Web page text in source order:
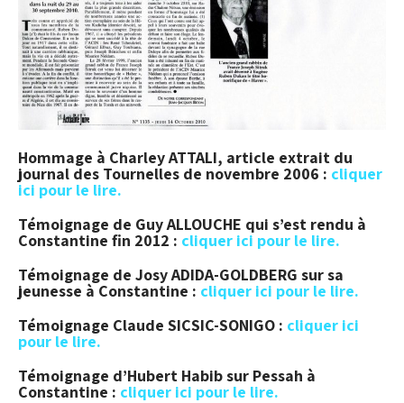
Hommage à Charley ATTALI, article extrait du
journal des Tournelles de novembre 2006 : cliquer
ici pour le lire.
Témoignage de Guy ALLOUCHE qui s’est rendu à
Constantine fin 2012 : cliquer ici pour le lire.
Témoignage de Josy ADIDA-GOLDBERG sur sa
jeunesse à Constantine : cliquer ici pour le lire.
Témoignage Claude SICSIC-SONIGO : cliquer ici
pour le lire.
Témoignage d’Hubert Habib sur Pessah à
Constantine : cliquer ici pour le lire.